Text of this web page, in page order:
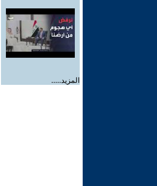
المزيد.....